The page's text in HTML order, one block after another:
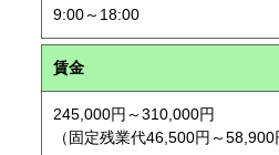
9:00～18:00
賃金
245,000円～310,000円
（固定残業代46,500円～58,900